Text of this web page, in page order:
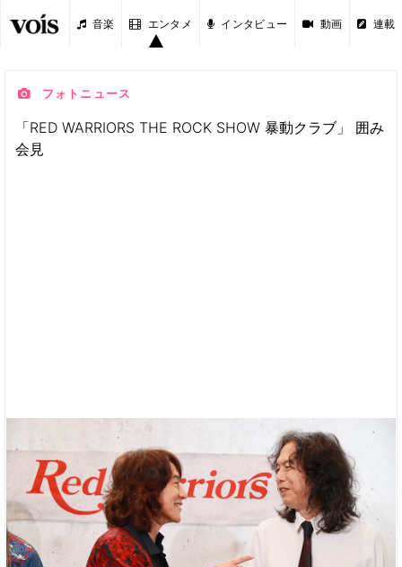
音楽 エンタメ インタビュー 動画 連載
フォトニュース
「RED WARRIORS THE ROCK SHOW 暴動クラブ」 囲み
会見